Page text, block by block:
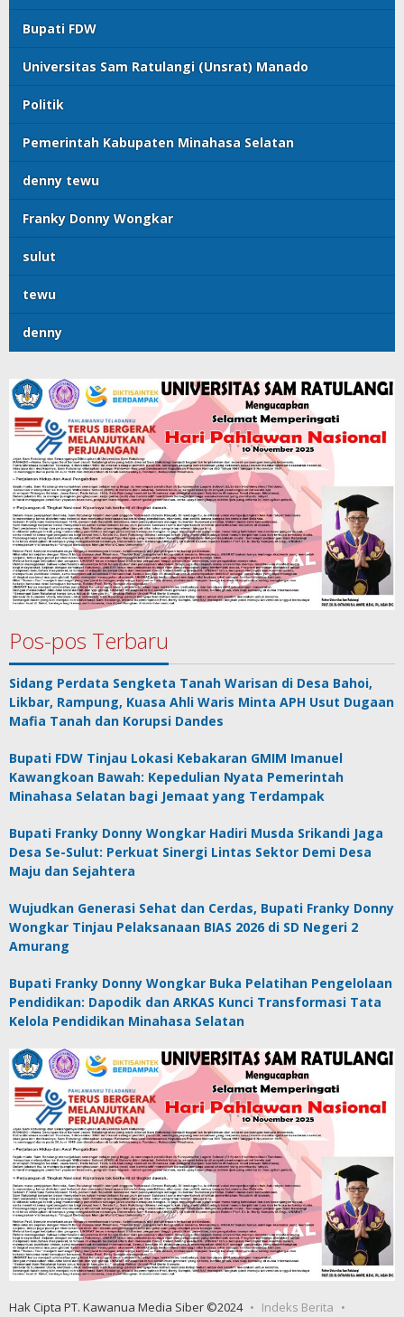
Bupati FDW
Universitas Sam Ratulangi (Unsrat) Manado
Politik
Pemerintah Kabupaten Minahasa Selatan
denny tewu
Franky Donny Wongkar
sulut
tewu
denny
Pos-pos Terbaru
Sidang Perdata Sengketa Tanah Warisan di Desa Bahoi,
Likbar, Rampung, Kuasa Ahli Waris Minta APH Usut Dugaan
Mafia Tanah dan Korupsi Dandes
Bupati FDW Tinjau Lokasi Kebakaran GMIM Imanuel
Kawangkoan Bawah: Kepedulian Nyata Pemerintah
Minahasa Selatan bagi Jemaat yang Terdampak
Bupati Franky Donny Wongkar Hadiri Musda Srikandi Jaga
Desa Se-Sulut: Perkuat Sinergi Lintas Sektor Demi Desa
Maju dan Sejahtera
Wujudkan Generasi Sehat dan Cerdas, Bupati Franky Donny
Wongkar Tinjau Pelaksanaan BIAS 2026 di SD Negeri 2
Amurang
Bupati Franky Donny Wongkar Buka Pelatihan Pengelolaan
Pendidikan: Dapodik dan ARKAS Kunci Transformasi Tata
Kelola Pendidikan Minahasa Selatan
Hak Cipta PT. Kawanua Media Siber ©2024
Indeks Berita